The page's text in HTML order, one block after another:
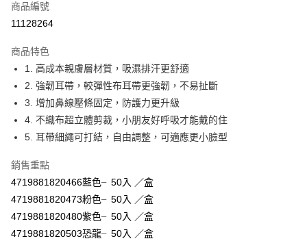
超商取貨付款
Apple Pay
街口支付
悠遊付
Google Pay
AFTEE先享後付
相關說明
【關於「AFTEE先享後付」】
AFTEE先享後付是「在收到商品之後才付款」的支付方式。 讓您購物簡單
１．簡單：不需註冊會員、不需綁卡、不需儲值。
商品編號
11128264
商品特色
1. 高成本親膚層材質，吸濕排汗更舒適
2. 強韌耳帶，較彈性布耳帶更強韌，不易扯斷
3. 增加鼻線壓條固定，防護力更升級
4. 不織布超立體剪裁，小朋友好呼吸才能戴的住
5. 耳帶細繩可打結，自由調整，可適應更小臉型
銷售重點
4719881820466藍色╴50入 ／盒
4719881820473粉色╴50入 ／盒
4719881820480紫色╴50入 ／盒
4719881820503恐龍╴50入 ／盒